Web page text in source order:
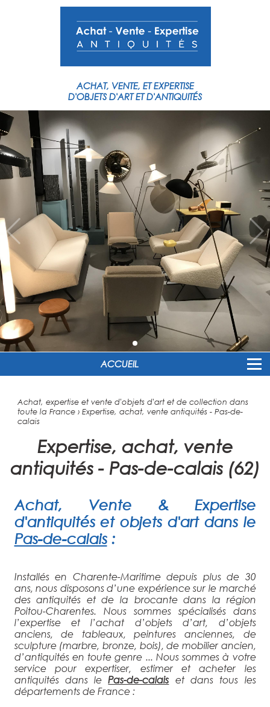
ACHAT, VENTE, ET EXPERTISE
D'OBJETS D'ART ET D'ANTIQUITÉS
ACCUEIL
Achat, expertise et vente d'objets d'art et de collection dans
toute la France› Expertise, achat, vente antiquités - Pas-de-
calais
Expertise, achat, vente
antiquités - Pas-de-calais (62)
Achat, Vente & Expertise
d'antiquités et objets d'art dans le
Pas-de-calais:
Installés en Charente-Maritime depuis plus de 30
ans, nous disposons d’une expérience sur le marché
des antiquités et de la brocante dans la région
Poitou-Charentes. Nous sommes spécialisés dans
l’expertise et l’achat d’objets d’art, d’objets
anciens, de tableaux, peintures anciennes, de
sculpture (marbre, bronze, bois), de mobilier ancien,
d’antiquités en toute genre ... Nous sommes à votre
service pour expertiser, estimer et acheter les
antiquités dans lePas-de-calais et dans tous les
départements de France :